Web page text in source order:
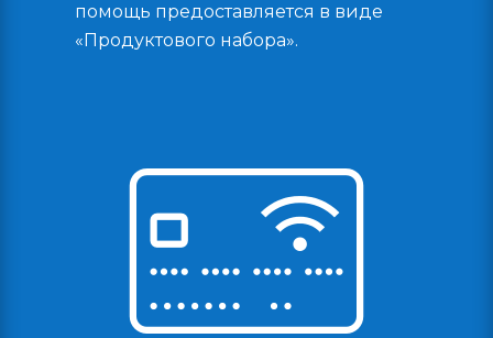
помощь предоставляется в виде
«Продуктового набора».